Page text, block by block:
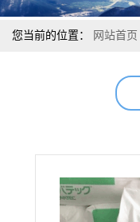
您当前的位置： 网站首页